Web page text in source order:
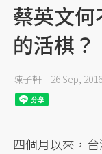
蔡英文
的活棋？
陳子軒 26 Sep, 2016
四個月以來，